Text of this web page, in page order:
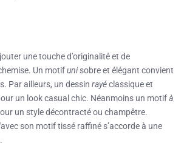
une touche d’originalité et de
Un motifunisobre et élégant convient
Par ailleurs, un dessin rayéclassique et
un look casual chic. Néanmoins un motifà
un style décontracté ou champêtre.
avec son motif tissé raffiné s’accorde à une